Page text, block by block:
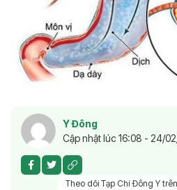
Y Đông
Cập nhật lúc 16:08 - 24/
Theo dõi Tạp Chí Đông Y trên